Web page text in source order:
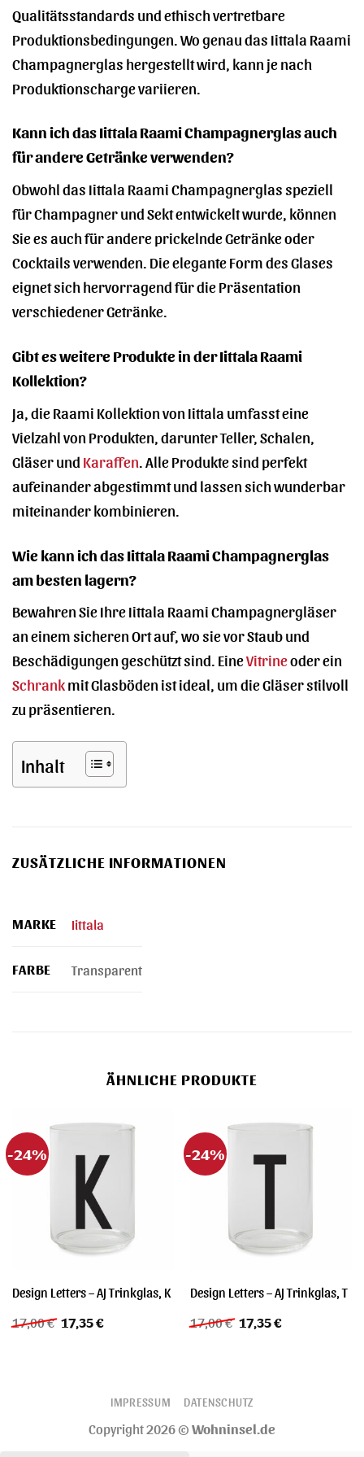
Qualitätsstandards und ethisch vertretbare
Produktionsbedingungen. Wo genau das Iittala Raami
Champagnerglas hergestellt wird, kann je nach
Produktionscharge variieren.
Kann ich das Iittala Raami Champagnerglas auch
für andere Getränke verwenden?
Obwohl das Iittala Raami Champagnerglas speziell
für Champagner und Sekt entwickelt wurde, können
Sie es auch für andere prickelnde Getränke oder
Cocktails verwenden. Die elegante Form des Glases
eignet sich hervorragend für die Präsentation
verschiedener Getränke.
Gibt es weitere Produkte in der Iittala Raami
Kollektion?
Ja, die Raami Kollektion von Iittala umfasst eine
Vielzahl von Produkten, darunter Teller, Schalen,
Gläser und Karaffen . Alle Produkte sind perfekt
aufeinander abgestimmt und lassen sich wunderbar
miteinander kombinieren.
Wie kann ich das Iittala Raami Champagnerglas
am besten lagern?
Bewahren Sie Ihre Iittala Raami Champagnergläser
an einem sicheren Ort auf, wo sie vor Staub und
Beschädigungen geschützt sind. EineVitrineoder ein
Schrankmit Glasböden ist ideal, um die Gläser stilvoll
zu präsentieren.
Inhalt
ZUSÄTZLICHE INFORMATIONEN
MARKE Iittala
FARBE Transparent
ÄHNLICHE PRODUKTE
-24%
Design Letters – AJ Trinkglas, K
17,00€ Ursprünglicher
Preis
17,35€Aktueller
-24%
Design Letters – AJ Trinkglas, T
17,00€ Ursprünglicher
Preis
17,35€Aktueller
IMPRESSUM DATENSCHUTZ
Copyright 2026 ©Wohninsel.de